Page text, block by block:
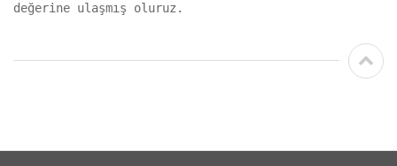
değerine ulaşmış oluruz.